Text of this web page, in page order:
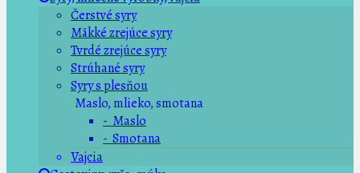
Čerstvé syry
Mäkké zrejúce syry
Tvrdé zrejúce syry
Strúhané syry
Syry s plesňou
Maslo, mlieko, smotana
- Maslo
- Smotana
Vajcia